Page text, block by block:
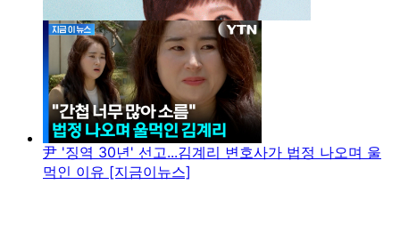
尹 '징역 30년' 선고...김계리 변호사가 법정 나오며 울
먹인 이유 [지금이뉴스]